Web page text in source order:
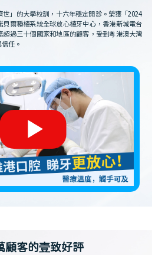
世」的大學校訓，十六年穩定開診。榮獲「2024
貝爾種植系統全球放心植牙中心，香港新城電台
超過三十個國家和地區的顧客，受到粵港澳大灣
任。
顧客的壹致好評